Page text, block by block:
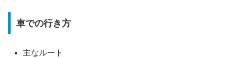
車での行き方
主なルート